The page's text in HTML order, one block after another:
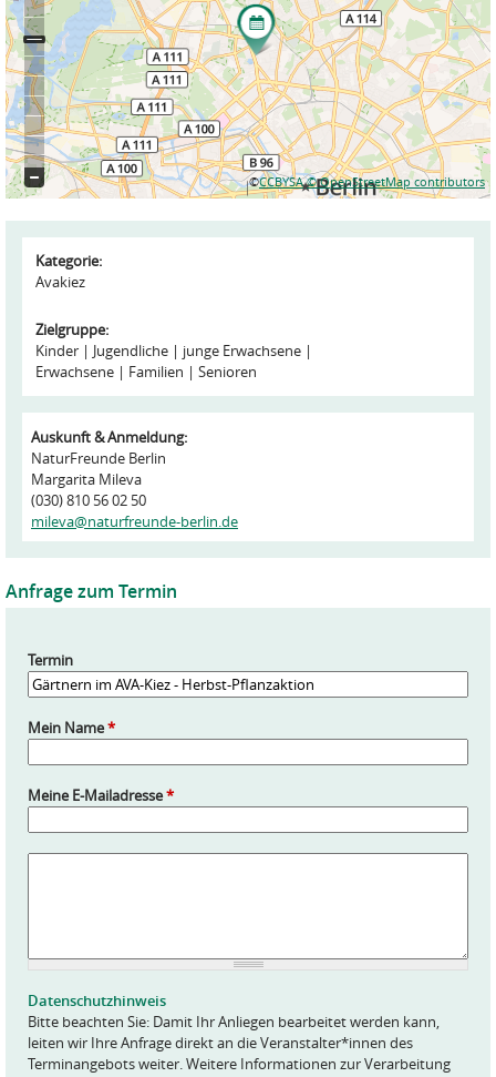
©CCBYSA © OpenStreetMap contributors
Kategorie:
Avakiez
Zielgruppe:
Kinder
Jugendliche
junge Erwachsene
Erwachsene
Familien Senioren
Auskunft & Anmeldung:
NaturFreunde Berlin
Margarita Mileva
(030) 810 56 02 50
mileva@naturfreunde-berlin.de
Anfrage zum Termin
Termin
Mein Name*
Meine E-Mailadresse*
*
Datenschutzhinweis
Bitte beachten Sie: Damit Ihr Anliegen bearbeitet werden kann,
leiten wir Ihre Anfrage direkt an die Veranstalter*innen des
Terminangebots weiter. Weitere Informationen zur Verarbeitung